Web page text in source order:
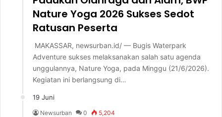
Nature Yoga 2026 Sukses Sedot
Ratusan Peserta
MAKASSAR, newsurban.id/ — Bugis Waterpark
Adventure sukses melaksanakan salah satu agenda
unggulannya, Nature Yoga, pada Minggu (21/6/2026).
Kegiatan ini berlangsung di…
19 Juni
Newsurban 0 5,204